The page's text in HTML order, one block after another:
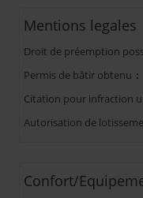
Mentions legales
Droit de préemption
Permis de bâtir obtenu :
Citation pour infraction
Autorisation de
Confort/